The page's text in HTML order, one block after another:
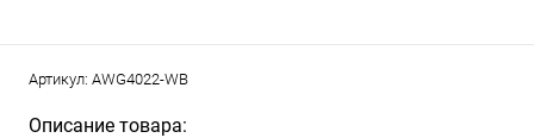
Артикул: AWG4022-WB
Описание товара: